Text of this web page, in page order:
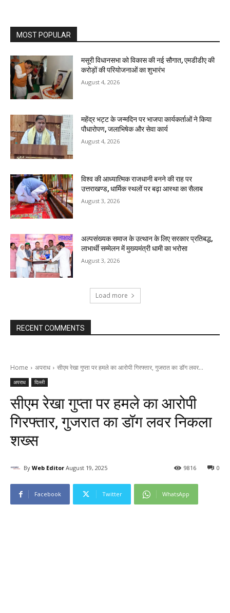
MOST POPULAR
मसूरी विधानसभा को विकास की नई सौगात, एमडीडीए की
करोड़ों की परियोजनाओं का शुभारंभ
August 4, 2026
महेंद्र भट्ट के जन्मदिन पर भाजपा कार्यकर्ताओं ने किया
पौधारोपण, जलाभिषेक और सेवा कार्य
August 4, 2026
विश्व की आध्यात्मिक राजधानी बनने की राह पर
उत्तराखण्ड, धार्मिक स्थलों पर बढ़ा आस्था का सैलाब
August 3, 2026
अल्पसंख्यक समाज के उत्थान के लिए सरकार प्रतिबद्ध,
लाभार्थी सम्मेलन में मुख्यमंत्री धामी का भरोसा
August 3, 2026
Load more
RECENT COMMENTS